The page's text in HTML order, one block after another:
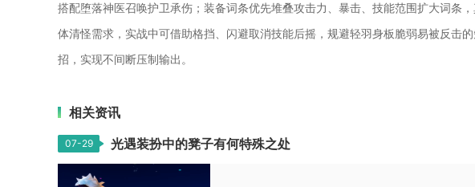
搭配堕落神医召唤护卫承伤；装备词条优先堆叠攻击力、暴击、技能范围扩大词条
体清怪需求，实战中可借助格挡、闪避取消技能后摇，规避轻羽身板脆弱易被反击
招，实现不间断压制输出。
相关资讯
07-29 光遇装扮中的凳子有何特殊之处